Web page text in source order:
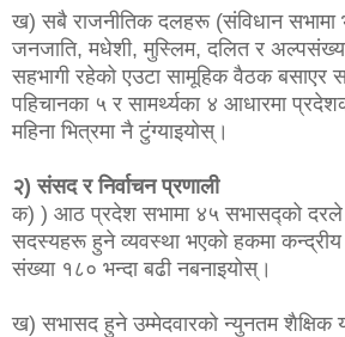
ख) सबै राजनीतिक दलहरू (संविधान सभामा
जनजाति, मधेशी, मुस्लिम, दलित र
सहभागी रहेको एउटा सामूहिक वैठक बसाएर
पहिचानका ५ र सामर्थ्यका ४ आधारमा
महिना भित्रमा नै टुंग्याइयोस्।
२) संसद र निर्वाचन प्रणाली
क) ) आठ प्रदेश सभामा ४५ सभासद्को दरले
सदस्यहरू हुने व्यवस्था भएको हकमा कन्द्रीय
संख्या १८० भन्दा बढी नबनाइयोस्।
ख) सभासद हुने उम्मेदवारको न्युनतम शैक्षिक